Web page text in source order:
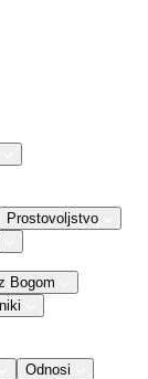
Prostovoljstvo
Bogom
Odnosi